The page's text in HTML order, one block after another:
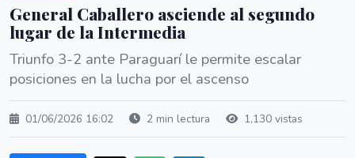
General Caballero asciende al segundo
lugar de la Intermedia
Triunfo 3-2 ante Paraguarí le permite escalar
posiciones en la lucha por el ascenso
01/06/2026 16:02 2 min lectura 1,130 vistas